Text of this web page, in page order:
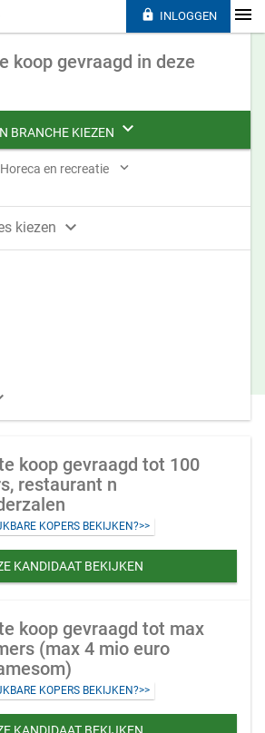
koop gevraagd in deze
BRANCHE KIEZEN 
Horeca en recreatie 
kiezen 
koop gevraagd tot 100
restaurant n
KOPERS BEKIJKEN?>>
KANDIDAAT BEKIJKEN
koop gevraagd tot max
(max 4 mio euro
KOPERS BEKIJKEN?>>
 INLOGGEN